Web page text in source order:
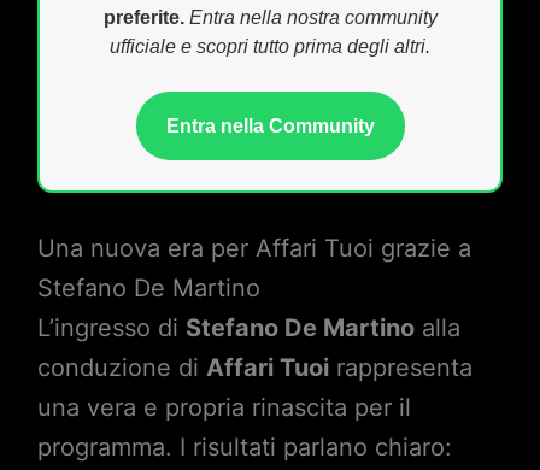
preferite. Entra nella nostra community
ufficiale e scopri tutto prima degli altri.
Entra nella Community
Una nuova era per Affari Tuoi grazie a
Stefano De Martino
L’ingresso di Stefano De Martinoalla
conduzione di Affari Tuoirappresenta
una vera e propria rinascita per il
programma. I risultati parlano chiaro: